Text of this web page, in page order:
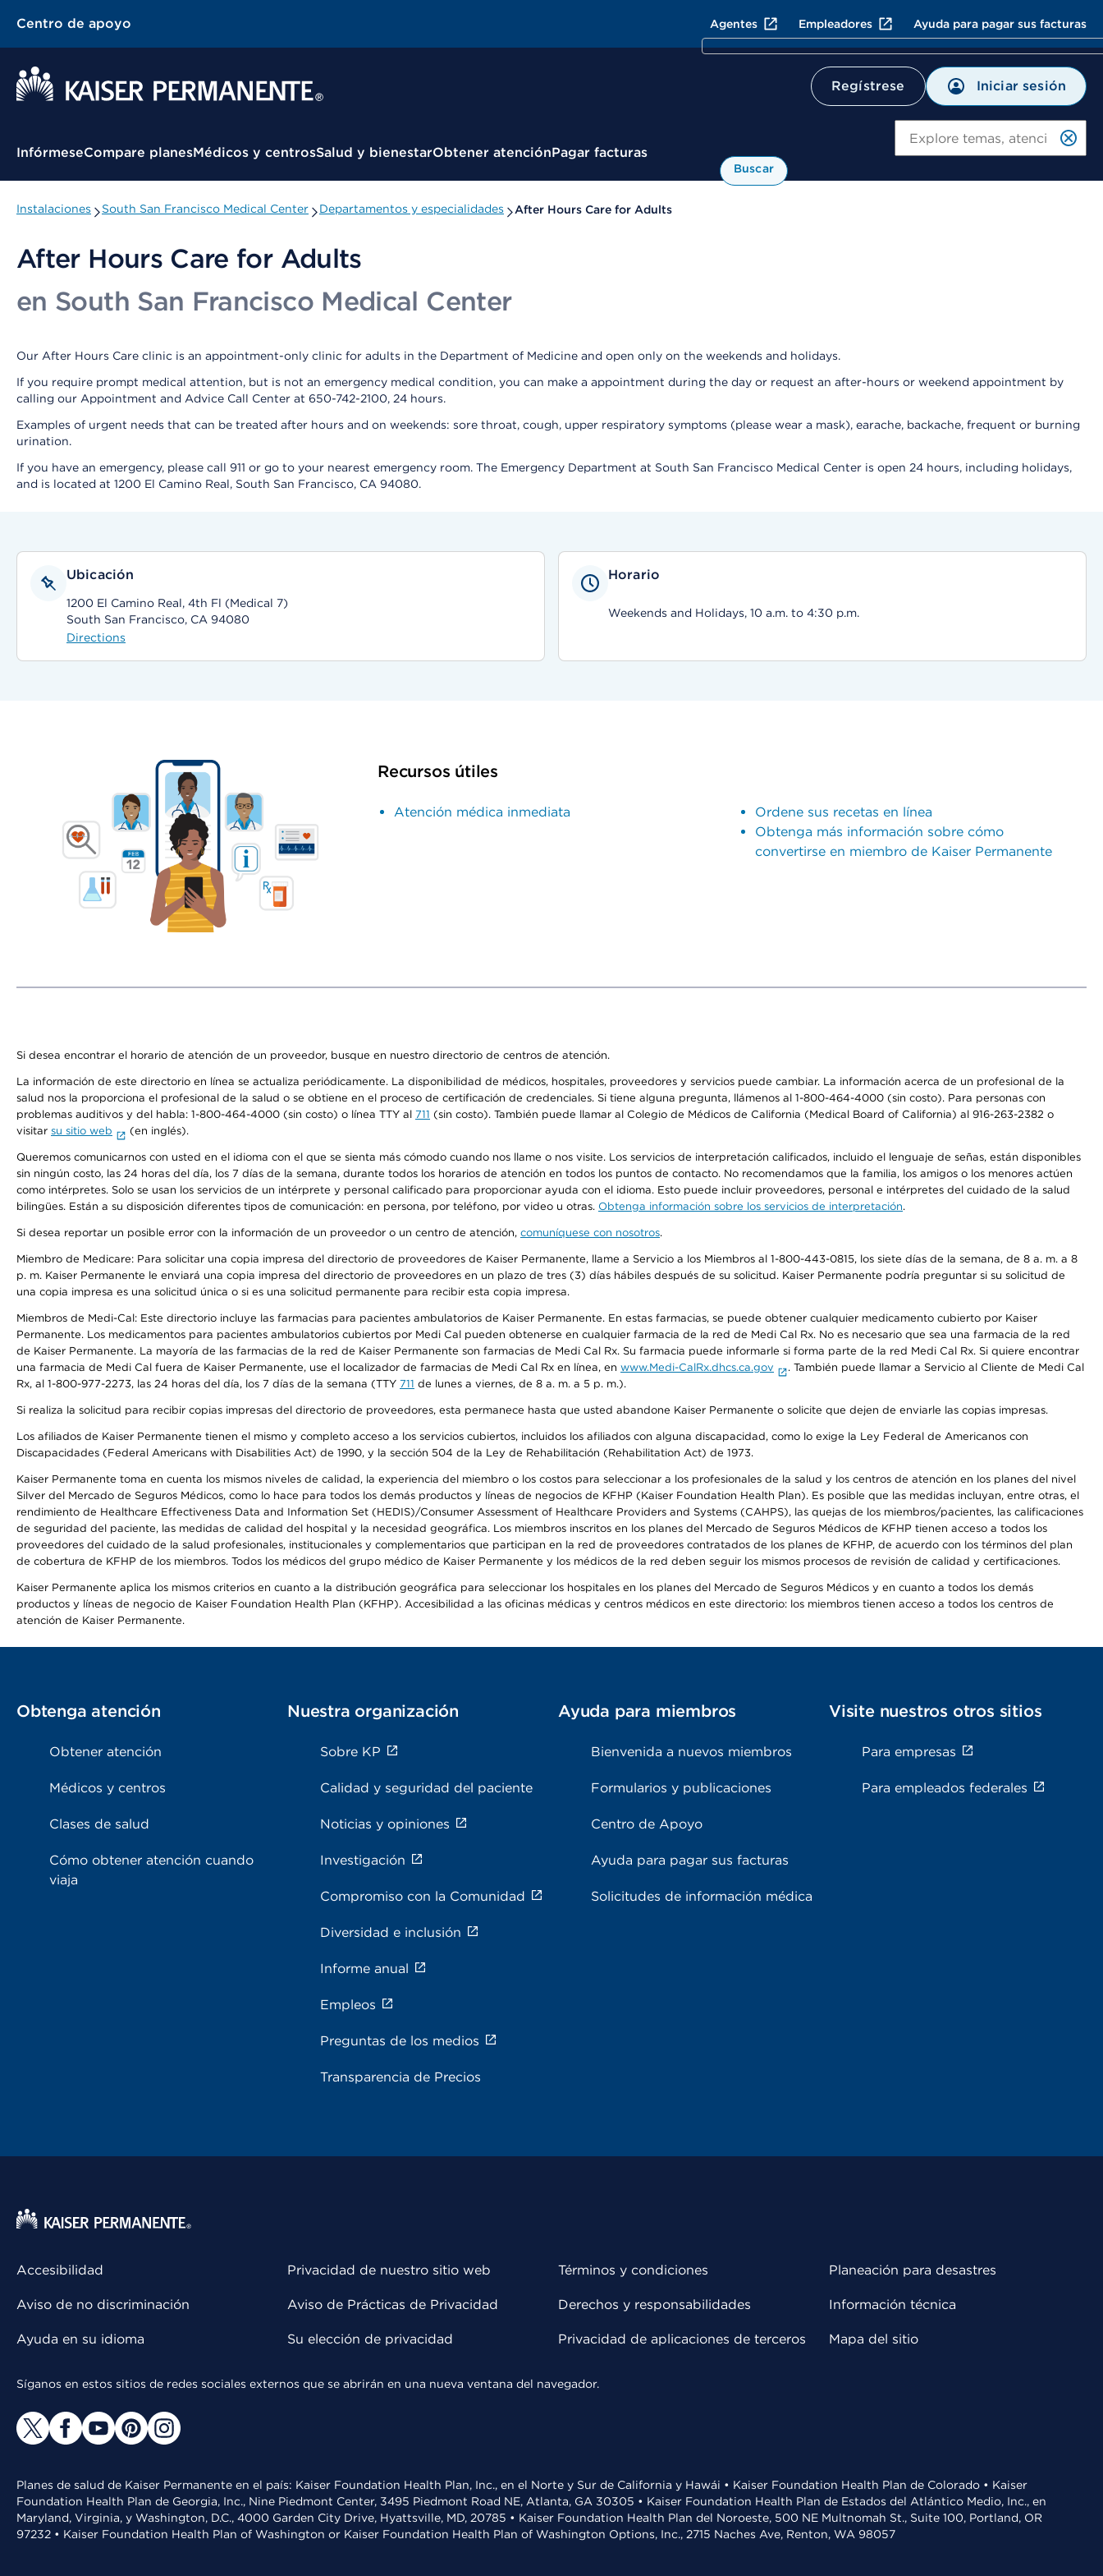
Centro de apoyo Agentes Empleadores Ayuda para pagar sus facturas
Regístrese Iniciar sesión
Menú contextual
InfórmeseCompare planesMédicos y centrosSalud y bienestarObtener atenciónPagar facturas
Buscar
Instalaciones South San Francisco Medical Center Departamentos y especialidades After Hours Care for Adults
After Hours Care for Adults
en South San Francisco Medical Center
Our After Hours Care clinic is an appointment-only clinic for adults in the Department of Medicine and open only on the weekends and holidays.
If you require prompt medical attention, but is not an emergency medical condition, you can make a appointment during the day or request an after-hours or weekend appointment by
calling our Appointment and Advice Call Center at 650-742-2100, 24 hours.
Examples of urgent needs that can be treated after hours and on weekends: sore throat, cough, upper respiratory symptoms (please wear a mask), earache, backache, frequent or burning
urination.
If you have an emergency, please call 911 or go to your nearest emergency room. The Emergency Department at South San Francisco Medical Center is open 24 hours, including holidays,
and is located at 1200 El Camino Real, South San Francisco, CA 94080.
Ubicación
1200 El Camino Real, 4th Fl (Medical 7)
South San Francisco, CA 94080
Directions
Horario
Weekends and Holidays, 10 a.m. to 4:30 p.m.
Recursos útiles
Atención médica inmediata
Ordene sus recetas en línea
Obtenga más información sobre cómo
convertirse en miembro de Kaiser Permanente
Si desea encontrar el horario de atención de un proveedor, busque en nuestro directorio de centros de atención.
La información de este directorio en línea se actualiza periódicamente. La disponibilidad de médicos, hospitales, proveedores y servicios puede cambiar. La información acerca de un profesional de la
salud nos la proporciona el profesional de la salud o se obtiene en el proceso de certificación de credenciales. Si tiene alguna pregunta, llámenos al 1-800-464-4000 (sin costo). Para personas con
problemas auditivos y del habla: 1-800-464-4000 (sin costo) o línea TTY al 711 (sin costo). También puede llamar al Colegio de Médicos de California (Medical Board of California) al 916-263-2382 o
visitar su sitio web (en inglés).
Queremos comunicarnos con usted en el idioma con el que se sienta más cómodo cuando nos llame o nos visite. Los servicios de interpretación calificados, incluido el lenguaje de señas, están disponibles
sin ningún costo, las 24 horas del día, los 7 días de la semana, durante todos los horarios de atención en todos los puntos de contacto. No recomendamos que la familia, los amigos o los menores actúen
como intérpretes. Solo se usan los servicios de un intérprete y personal calificado para proporcionar ayuda con el idioma. Esto puede incluir proveedores, personal e intérpretes del cuidado de la salud
bilingües. Están a su disposición diferentes tipos de comunicación: en persona, por teléfono, por video u otras. Obtenga información sobre los servicios de interpretación.
Si desea reportar un posible error con la información de un proveedor o un centro de atención, comuníquese con nosotros.
Miembro de Medicare: Para solicitar una copia impresa del directorio de proveedores de Kaiser Permanente, llame a Servicio a los Miembros al 1-800-443-0815, los siete días de la semana, de 8 a. m. a 8
p. m. Kaiser Permanente le enviará una copia impresa del directorio de proveedores en un plazo de tres (3) días hábiles después de su solicitud. Kaiser Permanente podría preguntar si su solicitud de
una copia impresa es una solicitud única o si es una solicitud permanente para recibir esta copia impresa.
Miembros de Medi-Cal: Este directorio incluye las farmacias para pacientes ambulatorios de Kaiser Permanente. En estas farmacias, se puede obtener cualquier medicamento cubierto por Kaiser
Permanente. Los medicamentos para pacientes ambulatorios cubiertos por Medi Cal pueden obtenerse en cualquier farmacia de la red de Medi Cal Rx. No es necesario que sea una farmacia de la red
de Kaiser Permanente. La mayoría de las farmacias de la red de Kaiser Permanente son farmacias de Medi Cal Rx. Su farmacia puede informarle si forma parte de la red Medi Cal Rx. Si quiere encontrar
una farmacia de Medi Cal fuera de Kaiser Permanente, use el localizador de farmacias de Medi Cal Rx en línea, en www.Medi-CalRx.dhcs.ca.gov
. También puede llamar a Servicio al Cliente de Medi Cal
Rx, al 1-800-977-2273, las 24 horas del día, los 7 días de la semana (TTY 711 de lunes a viernes, de 8 a. m. a 5 p. m.).
Si realiza la solicitud para recibir copias impresas del directorio de proveedores, esta permanece hasta que usted abandone Kaiser Permanente o solicite que dejen de enviarle las copias impresas.
Los afiliados de Kaiser Permanente tienen el mismo y completo acceso a los servicios cubiertos, incluidos los afiliados con alguna discapacidad, como lo exige la Ley Federal de Americanos con
Discapacidades (Federal Americans with Disabilities Act) de 1990, y la sección 504 de la Ley de Rehabilitación (Rehabilitation Act) de 1973.
Kaiser Permanente toma en cuenta los mismos niveles de calidad, la experiencia del miembro o los costos para seleccionar a los profesionales de la salud y los centros de atención en los planes del nivel
Silver del Mercado de Seguros Médicos, como lo hace para todos los demás productos y líneas de negocios de KFHP (Kaiser Foundation Health Plan). Es posible que las medidas incluyan, entre otras, el
rendimiento de Healthcare Effectiveness Data and Information Set (HEDIS)/Consumer Assessment of Healthcare Providers and Systems (CAHPS), las quejas de los miembros/pacientes, las calificaciones
de seguridad del paciente, las medidas de calidad del hospital y la necesidad geográfica. Los miembros inscritos en los planes del Mercado de Seguros Médicos de KFHP tienen acceso a todos los
proveedores del cuidado de la salud profesionales, institucionales y complementarios que participan en la red de proveedores contratados de los planes de KFHP, de acuerdo con los términos del plan
de cobertura de KFHP de los miembros. Todos los médicos del grupo médico de Kaiser Permanente y los médicos de la red deben seguir los mismos procesos de revisión de calidad y certificaciones.
Kaiser Permanente aplica los mismos criterios en cuanto a la distribución geográfica para seleccionar los hospitales en los planes del Mercado de Seguros Médicos y en cuanto a todos los demás
productos y líneas de negocio de Kaiser Foundation Health Plan (KFHP). Accesibilidad a las oficinas médicas y centros médicos en este directorio: los miembros tienen acceso a todos los centros de
atención de Kaiser Permanente.
Obtenga atención
Obtener atención
Médicos y centros
Clases de salud
Cómo obtener atención cuando
viaja
Nuestra organización
Sobre KP
Calidad y seguridad del paciente
Noticias y opiniones
Investigación
Compromiso con la Comunidad
Diversidad e inclusión
Informe anual
Empleos
Preguntas de los medios
Transparencia de Precios
Ayuda para miembros
Bienvenida a nuevos miembros
Formularios y publicaciones
Centro de Apoyo
Ayuda para pagar sus facturas
Solicitudes de información médica
Visite nuestros otros sitios
Para empresas
Para empleados federales
Accesibilidad
Aviso de no discriminación
Ayuda en su idioma
Privacidad de nuestro sitio web
Aviso de Prácticas de Privacidad
Su elección de privacidad
Términos y condiciones
Derechos y responsabilidades
Privacidad de aplicaciones de terceros
Planeación para desastres
Información técnica
Mapa del sitio
Síganos en estos sitios de redes sociales externos que se abrirán en una nueva ventana del navegador.
Planes de salud de Kaiser Permanente en el país: Kaiser Foundation Health Plan, Inc., en el Norte y Sur de California y Hawái • Kaiser Foundation Health Plan de Colorado • Kaiser
Foundation Health Plan de Georgia, Inc., Nine Piedmont Center, 3495 Piedmont Road NE, Atlanta, GA 30305 • Kaiser Foundation Health Plan de Estados del Atlántico Medio, Inc., en
Maryland, Virginia, y Washington, D.C., 4000 Garden City Drive, Hyattsville, MD, 20785 • Kaiser Foundation Health Plan del Noroeste, 500 NE Multnomah St., Suite 100, Portland, OR
97232 • Kaiser Foundation Health Plan of Washington or Kaiser Foundation Health Plan of Washington Options, Inc., 2715 Naches Ave, Renton, WA 98057